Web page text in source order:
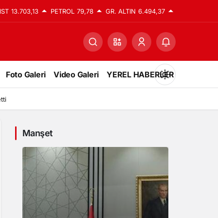
13.703,13 PETROL 79,78 GR. ALTIN 6.494,37
Foto Galeri Video Galeri YEREL HABERLER
Mod
değiştir
Gündüz Modu
Gündüz modunu seçin.
Gece Modu
Gece modunu seçin.
Manşet